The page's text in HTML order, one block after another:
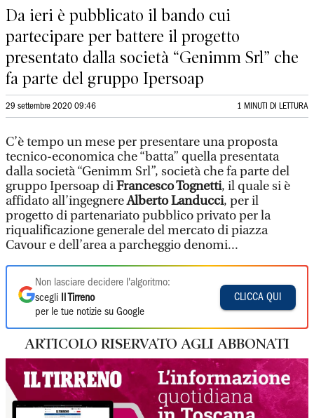
Da ieri è pubblicato il bando cui
partecipare per battere il progetto
presentato dalla società “Genimm Srl” che
fa parte del gruppo Ipersoap
29 settembre 2020 09:46 1 MINUTI DI LETTURA
C’è tempo un mese per presentare una proposta
tecnico-economica che “batta” quella presentata
dalla società “Genimm Srl”, società che fa parte del
gruppo Ipersoap diFrancesco Tognetti, il quale si è
affidato all’ingegnereAlberto Landucci, per il
progetto di partenariato pubblico privato per la
riqualificazione generale del mercato di piazza
Cavour e dell’area a parcheggio denomi...
Non lasciare decidere l'algoritmo:
scegli
Il Tirreno
per le tue notizie su Google
CLICCA QUI
ARTICOLO RISERVATO AGLI ABBONATI